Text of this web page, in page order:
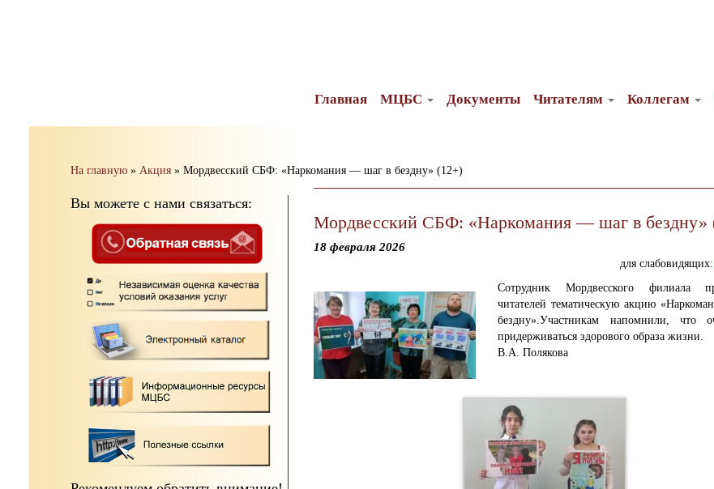
Главная МЦБС Документы Читателям Коллегам
На главную » Акция » Мордвесский СБФ: «Наркомания — шаг в бездну» (12+)
Вы можете с нами связаться:
Мордвесский СБФ: «Наркомания — шаг в бездну»
18 февраля 2026
для слабовидящих:
Сотрудник Мордвесского филиала
читателей тематическую акцию
бездну».Участникам напомнили, что
придерживаться здорового образа жизни.
В.А. Полякова